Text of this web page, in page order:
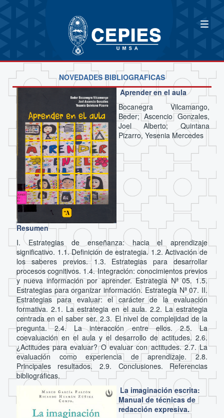
NOVEDADES BIBLIOGRAFICAS
Aprender en el aula
Bocanegra Vilcamango,
Beder; Ascencio Gonzales,
Joel Alberto; Quintana
Pizarro, Yesenia Mercedes
Resumen
I. Estrategias de enseñanza: hacia el aprendizaje
significativo. 1.1. Definición de estrategia. 1.2. Activación de
los saberes previos. 1.3. Estrategias para desarrollar
procesos cognitivos. 1.4. Integración: conocimientos previos
y nueva información por aprender. Estrategia Nª 05. 1.5.
Estrategias para organizar información. Estrategia Nª 07. II.
Estrategias para evaluar: el carácter de la evaluación
formativa. 2.1. La estrategia en el aula. 2.2. La estrategia
centrada en el saber ser. 2.3. El nivel de complejidad de la
pregunta. 2.4. La interacción entre ellos. 2.5. La
coevaluación en el aula y el desarrollo de actitudes. 2.6.
¿Actitudes para evaluar? O evaluar con actitudes. 2.7. La
evaluación como experiencia de aprendizaje. 2.8.
Principales resultados. 2.9. Conclusiones. Referencias
bibliográficas.
La imaginación escrita:
Manual de técnicas de
redacción expresiva.